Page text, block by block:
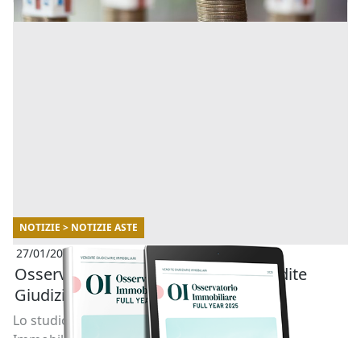
NOTIZIE > NOTIZIE ASTE
27/01/2026
Osservatorio Immobiliare delle Vendite
Giudiziarie di Abilio- Full year 2025
Lo studio realizzato in collaborazione con